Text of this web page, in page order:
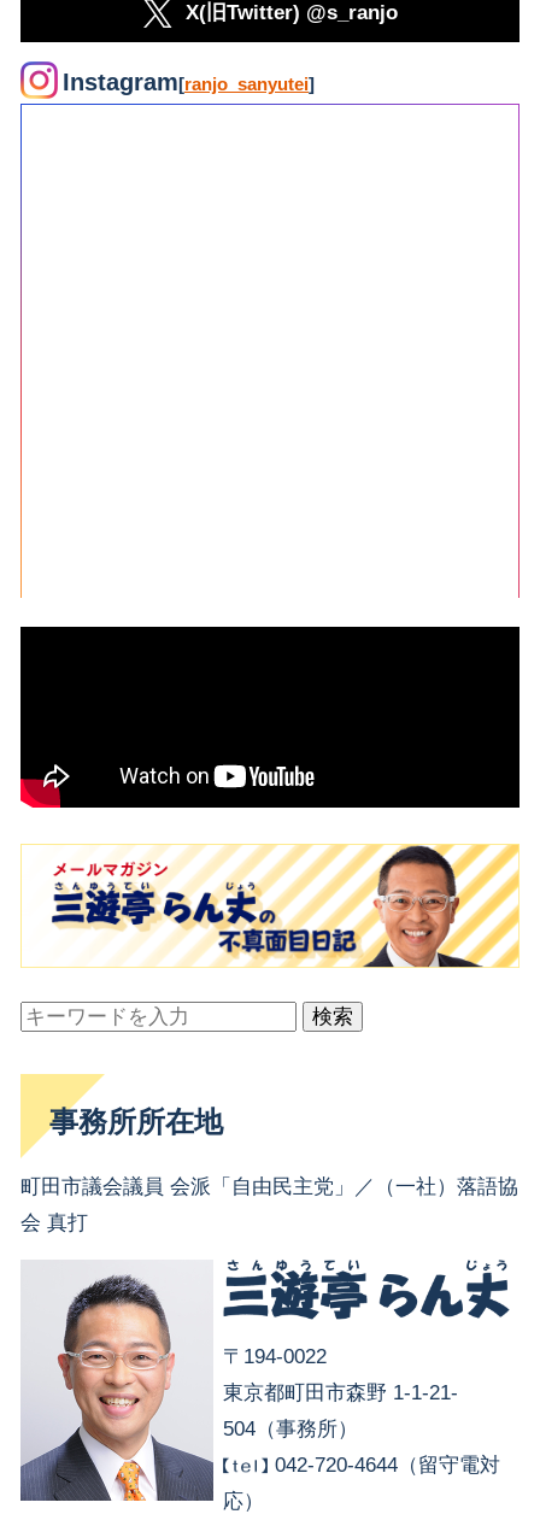
X(旧Twitter) @s_ranjo
Instagram[ranjo_sanyutei]
検索
事務所所在地
町田市議会議員 会派「自由民主党」／（一社）落語協
会 真打
〒194-0022
東京都町田市森野 1-1-21-
504（事務所）
042-720-4644（留守電対
応）